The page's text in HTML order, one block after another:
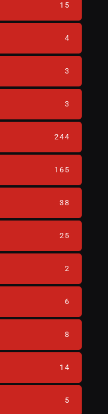
15
4
3
3
244
165
38
25
2
6
8
14
5